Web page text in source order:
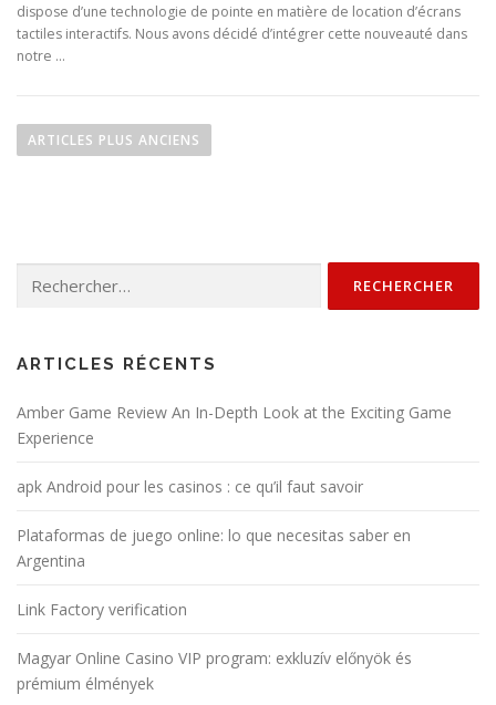
dispose d’une technologie de pointe en matière de location d’écrans
tactiles interactifs. Nous avons décidé d’intégrer cette nouveauté dans
notre …
a
n
e
a
t
i
c
e
s
ARTICLES PLUS ANCIENS
ARTICLES RÉCENTS
Amber Game Review An In-Depth Look at the Exciting Game
Experience
apk Android pour les casinos : ce qu’il faut savoir
Plataformas de juego online: lo que necesitas saber en
Argentina
Link Factory verification
Magyar Online Casino VIP program: exkluzív előnyök és
prémium élmények